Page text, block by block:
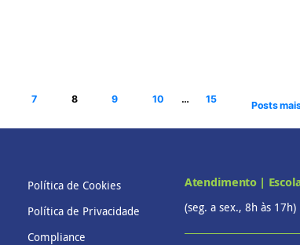
7 8 9 10 … 15
Posts
Política de Cookies
Política de Privacidade
Compliance
Atendimento |
(seg. a sex., 8h às 17h)